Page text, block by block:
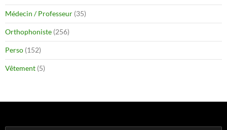
Médecin / Professeur (35)
Orthophoniste (256)
Perso (152)
Vêtement (5)